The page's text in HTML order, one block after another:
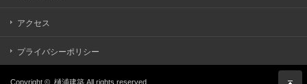
アクセス
プライバシーポリシー
Copyright © 樋浦建築 All rights reserved.